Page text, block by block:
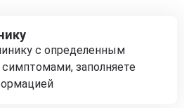
с определенным
заполняете